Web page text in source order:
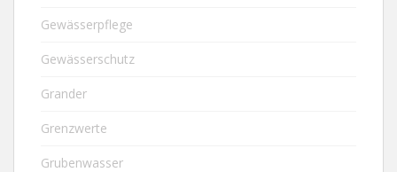
Gewässerpflege
Gewässerschutz
Grander
Grenzwerte
Grubenwasser